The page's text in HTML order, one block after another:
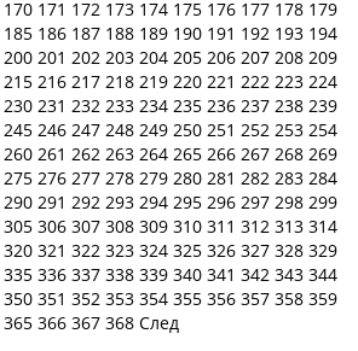
170 171 172 173 174 175 176 177 178 179
185 186 187 188 189 190 191 192 193 194
200 201 202 203 204 205 206 207 208 209
215 216 217 218 219 220 221 222 223 224
230 231 232 233 234 235 236 237 238 239
245 246 247 248 249 250 251 252 253 254
260 261 262 263 264 265 266 267 268 269
275 276 277 278 279 280 281 282 283 284
290 291 292 293 294 295 296 297 298 299
305 306 307 308 309 310 311 312 313 314
320 321 322 323 324 325 326 327 328 329
335 336 337 338 339 340 341 342 343 344
350 351 352 353 354 355 356 357 358 359
365 366 367 368 След